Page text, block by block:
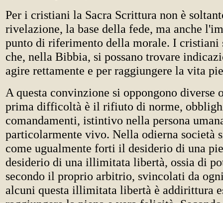
Per i cristiani la Sacra Scrittura non è
rivelazione, la base della fede, ma anche
punto di riferimento della morale. I cristiani
che, nella Bibbia, si possano trovare
agire rettamente e per raggiungere la vita
A questa convinzione si oppongono diverse
prima difficoltà è il rifiuto di norme,
comandamenti, istintivo nella persona
particolarmente vivo. Nella odierna società
come ugualmente forti il desiderio di una
desiderio di una illimitata libertà, ossia di
secondo il proprio arbitrio, svincolati da
alcuni questa illimitata libertà è addirittura